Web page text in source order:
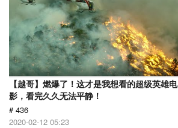
【越哥】燃爆了！这才是我想看的超级英雄电
影，看完久久无法平静！
# 436
2020-02-12 05:23